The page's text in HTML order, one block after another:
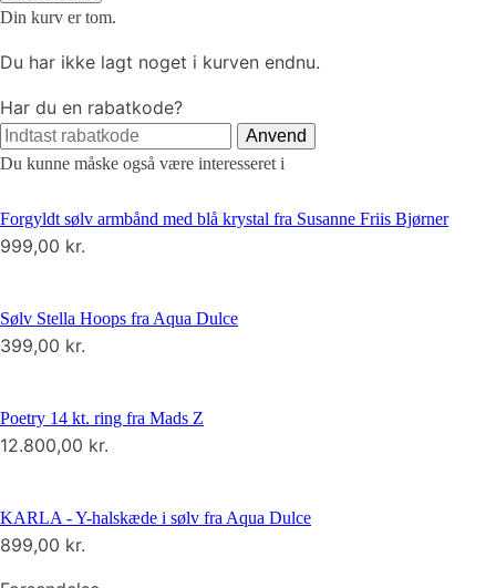
Din kurv er tom.
Du har ikke lagt noget i kurven endnu.
Har du en rabatkode?
Anvend
Du kunne måske også være interesseret i
Forgyldt sølv armbånd med blå krystal fra Susanne Friis Bjørner
999,00 kr.
Sølv Stella Hoops fra Aqua Dulce
399,00 kr.
Poetry 14 kt. ring fra Mads Z
12.800,00 kr.
KARLA - Y-halskæde i sølv fra Aqua Dulce
899,00 kr.